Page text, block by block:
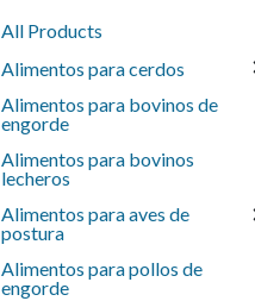
All Products
Alimentos para cerdos
Alimentos para bovinos de
engorde
Alimentos para bovinos
lecheros
Alimentos para aves de
postura
Alimentos para pollos de
engorde